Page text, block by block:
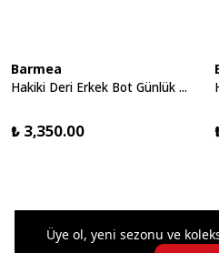
Barmea
Hakiki Deri Erkek Bot Günlük Yürüyüş Ayakkabısı - 2150 Kahve KK064
₺ 3,350.00
Üye ol, yeni sezonu ve